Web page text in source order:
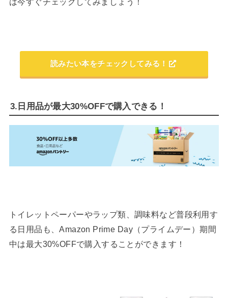
読みたい本をチェックしてみる！
3.日用品が最大30%OFFで購入できる！
トイレットペーパーやラップ類、調味料など普段利用す
る日用品も、Amazon Prime Day（プライムデー）期間
中は最大30%OFFで購入することができます！